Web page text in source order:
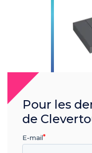
Pour les
de
E-mail